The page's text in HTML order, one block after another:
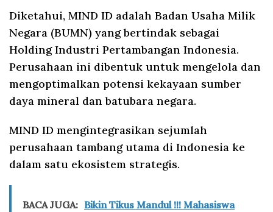
Diketahui, MIND ID adalah Badan Usaha Milik
Negara (BUMN) yang bertindak sebagai
Holding Industri Pertambangan Indonesia.
Perusahaan ini dibentuk untuk mengelola dan
mengoptimalkan potensi kekayaan sumber
daya mineral dan batubara negara.
MIND ID mengintegrasikan sejumlah
perusahaan tambang utama di Indonesia ke
dalam satu ekosistem strategis.
BACA JUGA: Bikin Tikus Mandul !!! Mahasiswa